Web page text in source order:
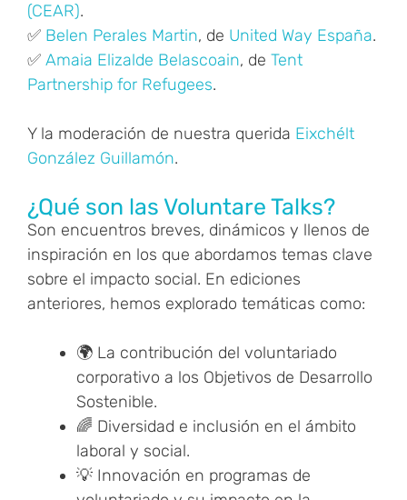
(CEAR).
✅ Belen Perales Martin, de United Way España.
✅ Amaia Elizalde Belascoain, de Tent
Partnership for Refugees.
Y la moderación de nuestra querida Eixchélt
González Guillamón.
¿Qué son las Voluntare Talks?
Son encuentros breves, dinámicos y llenos de
inspiración en los que abordamos temas clave
sobre el impacto social. En ediciones
anteriores, hemos explorado temáticas como:
🌍 La contribución del voluntariado
corporativo a los Objetivos de Desarrollo
Sostenible.
🌈 Diversidad e inclusión en el ámbito
laboral y social.
💡 Innovación en programas de